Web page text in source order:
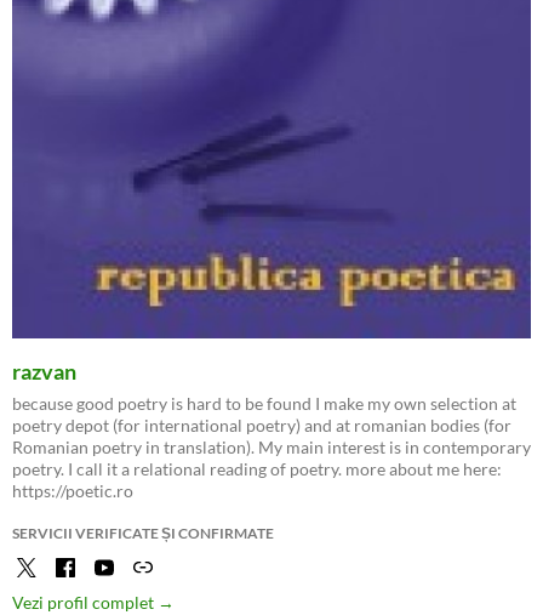
razvan
because good poetry is hard to be found I make my own selection at
poetry depot (for international poetry) and at romanian bodies (for
Romanian poetry in translation). My main interest is in contemporary
poetry. I call it a relational reading of poetry. more about me here:
https://poetic.ro
SERVICII VERIFICATE ȘI CONFIRMATE
Vezi profil complet →